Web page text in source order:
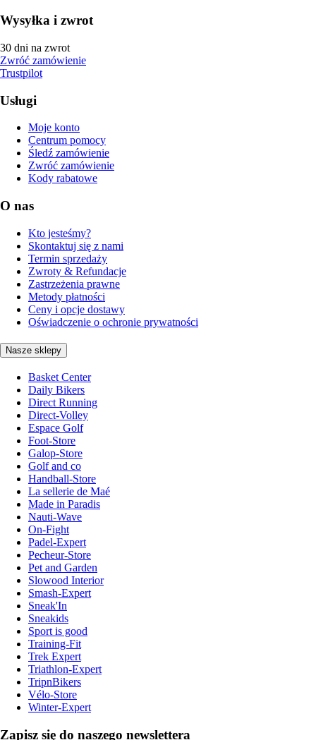
Wysyłka i zwrot
30 dni na zwrot
Zwróć zamówienie
Trustpilot
Usługi
Moje konto
Centrum pomocy
Śledź zamówienie
Zwróć zamówienie
Kody rabatowe
O nas
Kto jesteśmy?
Skontaktuj się z nami
Termin sprzedaży
Zwroty & Refundacje
Zastrzeżenia prawne
Metody płatności
Ceny i opcje dostawy
Oświadczenie o ochronie prywatności
Nasze sklepy
Basket Center
Daily Bikers
Direct Running
Direct-Volley
Espace Golf
Foot-Store
Galop-Store
Golf and co
Handball-Store
La sellerie de Maé
Made in Paradis
Nauti-Wave
On-Fight
Padel-Expert
Pecheur-Store
Pet and Garden
Slowood Interior
Smash-Expert
Sneak'In
Sneakids
Sport is good
Training-Fit
Trek Expert
Triathlon-Expert
TripnBikers
Vélo-Store
Winter-Expert
Zapisz się do naszego newslettera